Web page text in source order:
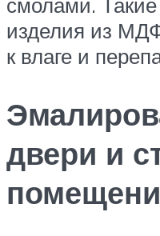
изделия из
к влаге и
двери и